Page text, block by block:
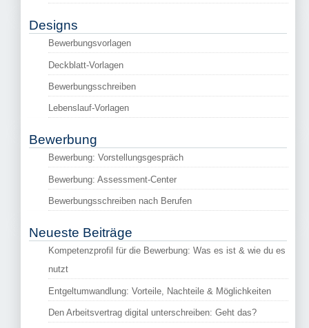
Designs
Bewerbungsvorlagen
Deckblatt-Vorlagen
Bewerbungsschreiben
Lebenslauf-Vorlagen
Bewerbung
Bewerbung: Vorstellungsgespräch
Bewerbung: Assessment-Center
Bewerbungsschreiben nach Berufen
Neueste Beiträge
Kompetenzprofil für die Bewerbung: Was es ist & wie du es
nutzt
Entgeltumwandlung: Vorteile, Nachteile & Möglichkeiten
Den Arbeitsvertrag digital unterschreiben: Geht das?